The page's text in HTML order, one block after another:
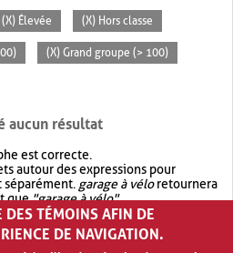
(X) Élevée (X) Hors classe
(X) Grand groupe (> 100)
aucun résultat
est correcte.
autour des expressions pour
séparément. garage à véloretournera
que"garage à vélo".
recherche avec OR.garage OR vélo
de résultat quegarage à vélo
DES TÉMOINS AFIN DE
DE NAVIGATION.